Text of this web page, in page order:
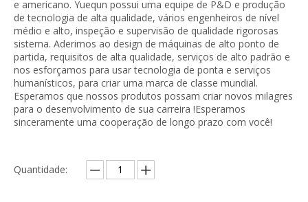
e americano. Yuequn possui uma equipe de P&D e produção
de tecnologia de alta qualidade, vários engenheiros de nível
médio e alto, inspeção e supervisão de qualidade rigorosas
sistema. Aderimos ao design de máquinas de alto ponto de
partida, requisitos de alta qualidade, serviços de alto padrão e
nos esforçamos para usar tecnologia de ponta e serviços
humanísticos, para criar uma marca de classe mundial.
Esperamos que nossos produtos possam criar novos milagres
para o desenvolvimento de sua carreira !Esperamos
sinceramente uma cooperação de longo prazo com você!
Quantidade: